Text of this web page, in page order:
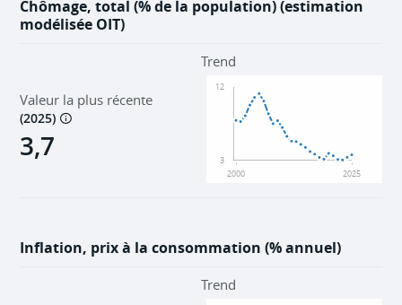
Chômage, total (% de la population) (estimation
modélisée OIT)
Valeur la plus récente
(2025)
3,7
Trend
2000 2025
3
12
Inflation, prix à la consommation (% annuel)
Trend